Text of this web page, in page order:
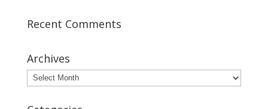
Recent Comments
Archives
Archives